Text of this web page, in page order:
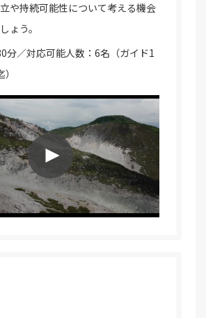
や持続可能性について考える機会
ょう。
分／対応可能人数：6名（ガイド1